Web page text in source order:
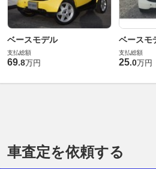
ベースモデル
支払総額
69.8万円
ベースモ
支払総額
25.0万円
車査定を依頼する